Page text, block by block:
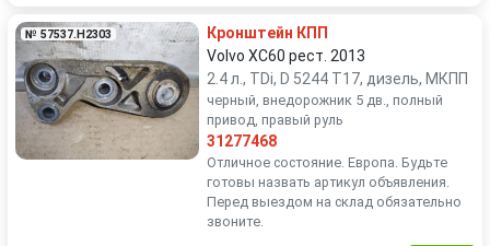
№ 57537.H2303
Кронштейн КПП
Volvo XC60 рест. 2013
2.4 л., TDi, D 5244 T17, дизель, МКПП
черный, внедорожник 5 дв., полный
привод, правый руль
31277468
Отличное состояние. Европа. Будьте
готовы назвать артикул объявления.
Перед выездом на склад обязательно
звоните.